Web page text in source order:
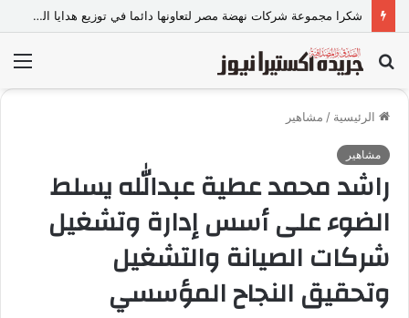
شكرا مجموعة شركات نهضة مصر لتعاونها دائما في توزيع هدايا السيد الرئيس مع حزب مستقبل وطن كل عام
بحث
عن
الرئيسية / مشاهير
مشاهير
راشد محمد عطية عبدالله يسلط
الضوء على أسس إدارة وتشغيل
شركات الصيانة والتشغيل
وتحقيق النجاح المؤسسي